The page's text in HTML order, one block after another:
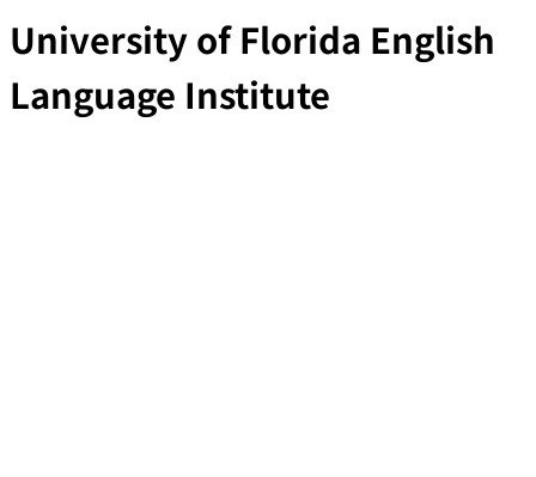
University of Florida English
Language Institute